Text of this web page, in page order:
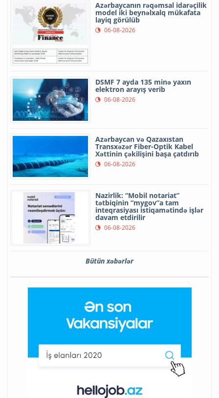
Azərbaycanın rəqəmsal idarəçilik
model iki beynəlxalq mükafata
layiq görülüb
06-08-2026
DSMF 7 ayda 135 minə yaxın
elektron arayış verib
06-08-2026
Azərbaycan və Qazaxıstan
Transxəzər Fiber-Optik Kabel
Xəttinin çəkilişini başa çatdırıb
06-08-2026
Nazirlik: “Mobil notariat”
tətbiqinin “mygov”a tam
inteqrasiyası istiqamətində işlər
davam etdirilir
06-08-2026
Bütün xəbərlər